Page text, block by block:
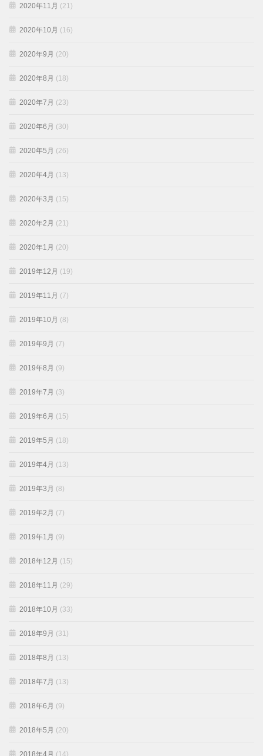
2020年11月 (21)
2020年10月 (16)
2020年9月 (20)
2020年8月 (18)
2020年7月 (23)
2020年6月 (30)
2020年5月 (26)
2020年4月 (13)
2020年3月 (15)
2020年2月 (21)
2020年1月 (20)
2019年12月 (19)
2019年11月 (7)
2019年10月 (8)
2019年9月 (7)
2019年8月 (9)
2019年7月 (3)
2019年6月 (15)
2019年5月 (18)
2019年4月 (13)
2019年3月 (8)
2019年2月 (7)
2019年1月 (9)
2018年12月 (15)
2018年11月 (29)
2018年10月 (33)
2018年9月 (31)
2018年8月 (13)
2018年7月 (13)
2018年6月 (9)
2018年5月 (20)